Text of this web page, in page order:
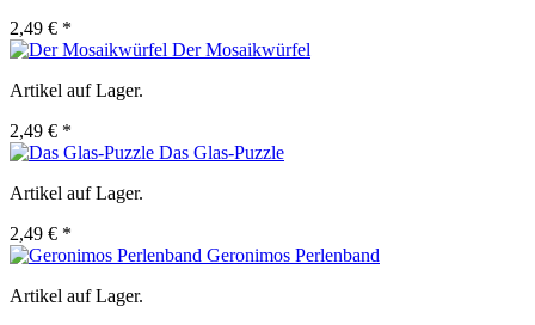
2,49 € *
Der Mosaikwürfel
Artikel auf Lager.
2,49 € *
Das Glas-Puzzle
Artikel auf Lager.
2,49 € *
Geronimos Perlenband
Artikel auf Lager.